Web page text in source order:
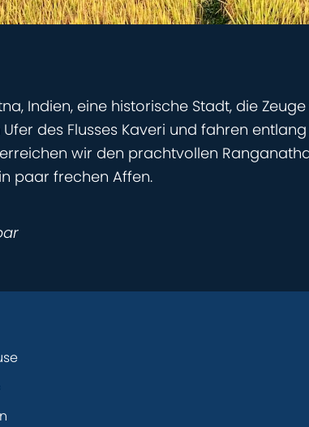
Indien, eine historische Stadt, die
des Flusses Kaveri und fahren
wir den prachtvollen
paar frechen Affen.